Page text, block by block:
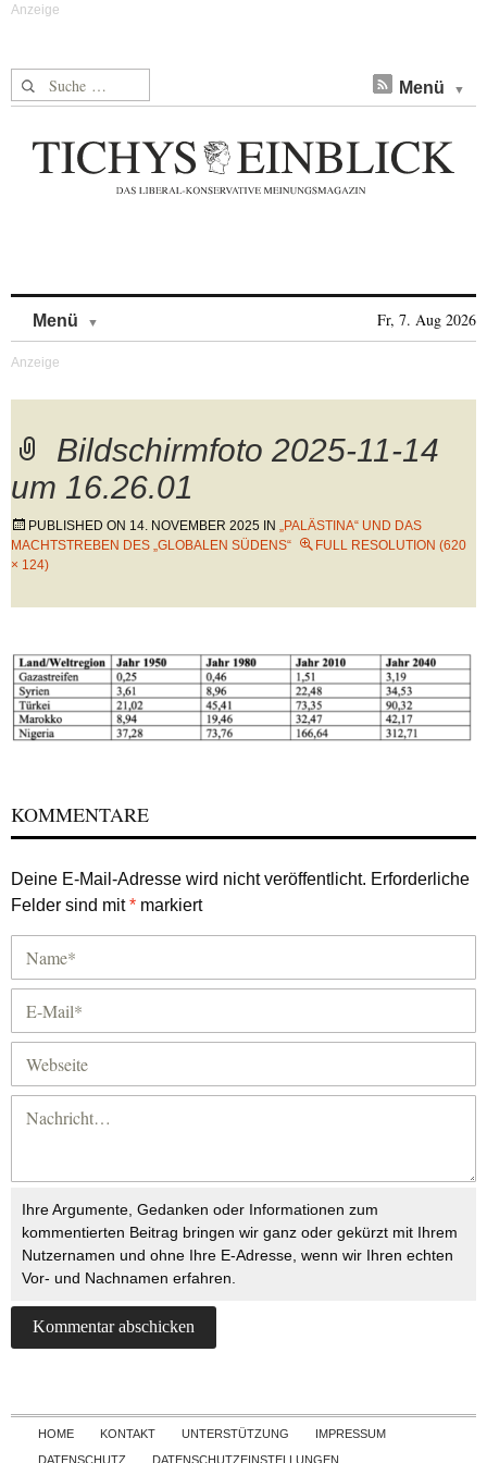
Suche nach: Menü
Menü Fr, 7. Aug 2026
Bildschirmfoto 2025-11-14
um 16.26.01
PUBLISHED ON 14. NOVEMBER 2025 IN „PALÄSTINA“ UND DAS
MACHTSTREBEN DES „GLOBALEN SÜDENS“
FULL RESOLUTION (620
× 124)
KOMMENTARE
Deine E-Mail-Adresse wird nicht veröffentlicht. Erforderliche
Felder sind mit* markiert
Ihre Argumente, Gedanken oder Informationen zum
kommentierten Beitrag bringen wir ganz oder gekürzt mit Ihrem
Nutzernamen und ohne Ihre E-Adresse, wenn wir Ihren echten
Vor- und Nachnamen erfahren.
Skip to content
HOME KONTAKT UNTERSTÜTZUNG
IMPRESSUM
DATENSCHUTZ
DATENSCHUTZEINSTELLUNGEN